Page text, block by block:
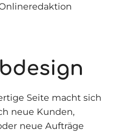
Seite macht sich
neue Kunden,
neue Aufträge